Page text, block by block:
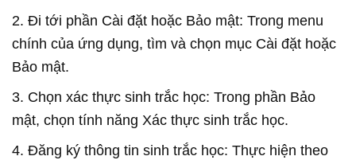
2. Đi tới phần Cài đặt hoặc Bảo mật: Trong menu
chính của ứng dụng, tìm và chọn mục Cài đặt hoặc
Bảo mật.
3. Chọn xác thực sinh trắc học: Trong phần Bảo
mật, chọn tính năng Xác thực sinh trắc học.
4. Đăng ký thông tin sinh trắc học: Thực hiện theo